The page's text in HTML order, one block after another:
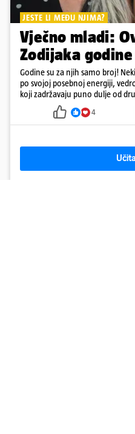
JESTE LI MEĐU NJIMA?
Vječno mladi:
Zodijaka
Godine su za njih samo broj!
po svojoj posebnoj energiji,
koji zadržavaju puno dulje od
4